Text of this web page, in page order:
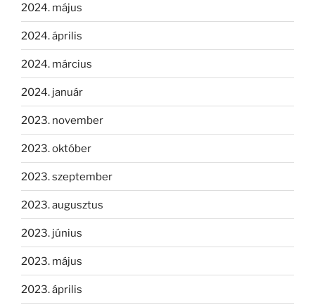
2024. május
2024. április
2024. március
2024. január
2023. november
2023. október
2023. szeptember
2023. augusztus
2023. június
2023. május
2023. április